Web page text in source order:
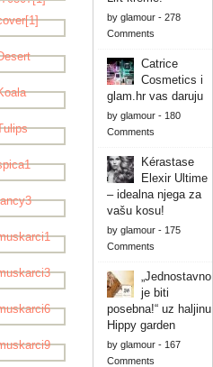
by glamour- 278
Comments
Catrice
Cosmetics i
glam.hr vas daruju
by glamour- 180
Comments
Kérastase
Elexir Ultime
– idealna njega za
vašu kosu!
by glamour- 175
Comments
„Jednostavno
je biti
posebna!“ uz haljinu
Hippy garden
by glamour- 167
Comments